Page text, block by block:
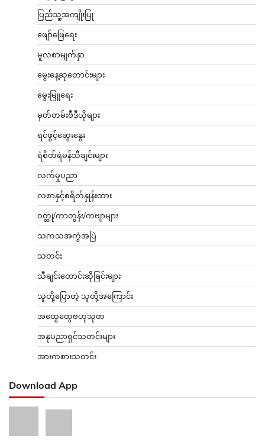
ပြည်သူ့အကျိုးပြု
ဖျော်ဖြေရေး
မူလစာမျက်နှာ
မွေးနေ့ဆုတောင်းများ
မွေးမြူရေး
မှတ်တမ်းဗီဒီယိုများ
ရင်ဖွင့်ဆွေးနွေး
ရဲစိတ်ရဲမန်သီချင်းများ
လက်မှုပညာ
လစာနှင့်စရိတ်နှုန်းထား
ဝတ္ထု/ကာတွန်း/ကဗျာများ
သကသအကွဲအပြဲ
သတင်း
သီချင်းတောင်းဆိုခြင်းများ
သူတို့ပြောတဲ့ သူတို့အကြောင်း
အထွေထွေဗဟုသုတ
အနုပညာရှင်သတင်းများ
အားကစားသတင်း
Download App